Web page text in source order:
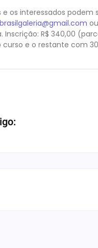
e os interessados
Inscrição: R$ 340,00
e o restante com